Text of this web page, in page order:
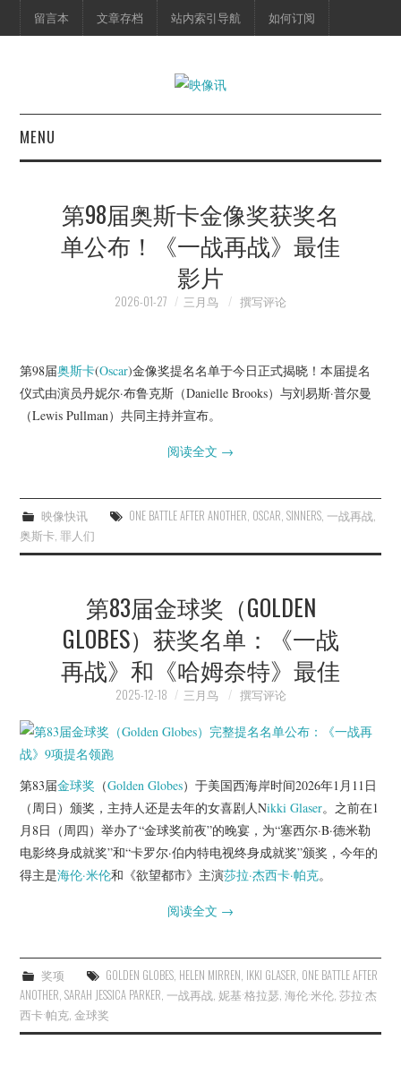
留言本 文章存档 站内索引导航 如何订阅
MENU
映像快讯
脱口秀
杂七杂八
电影档期
推荐电影
第98届奥斯卡金像奖获奖名
单公布！《一战再战》最佳
影片
2026-01-27 三月鸟 撰写评论
第98届奥斯卡(Oscar)金像奖提名名单于今日正式揭晓！本届提名
仪式由演员丹妮尔·布鲁克斯（Danielle Brooks）与刘易斯·普尔曼
（Lewis Pullman）共同主持并宣布。
阅读全文 →
映像快讯 ONE BATTLE AFTER ANOTHER, OSCAR, SINNERS, 一战再战,
奥斯卡,罪人们
第83届金球奖（GOLDEN
GLOBES）获奖名单：《一战
再战》和《哈姆奈特》最佳
2025-12-18 三月鸟 撰写评论
第83届金球奖 （Golden Globes）于美国西海岸时间2026年1月11日
（周日）颁奖，主持人还是去年的女喜剧人Nikki Glaser。之前在1
月8日（周四）举办了“金球奖前夜”的晚宴，为“塞西尔·B·德米勒
电影终身成就奖”和“卡罗尔·伯内特电视终身成就奖”颁奖，今年的
得主是海伦·米伦和《欲望都市》主演莎拉·杰西卡·帕克。
阅读全文 →
奖项 GOLDEN GLOBES, HELEN MIRREN, IKKI GLASER, ONE BATTLE AFTER
ANOTHER,SARAH JESSICA PARKER, 一战再战, 妮基·格拉瑟,海伦·米伦,莎拉·杰
西卡·帕克,金球奖